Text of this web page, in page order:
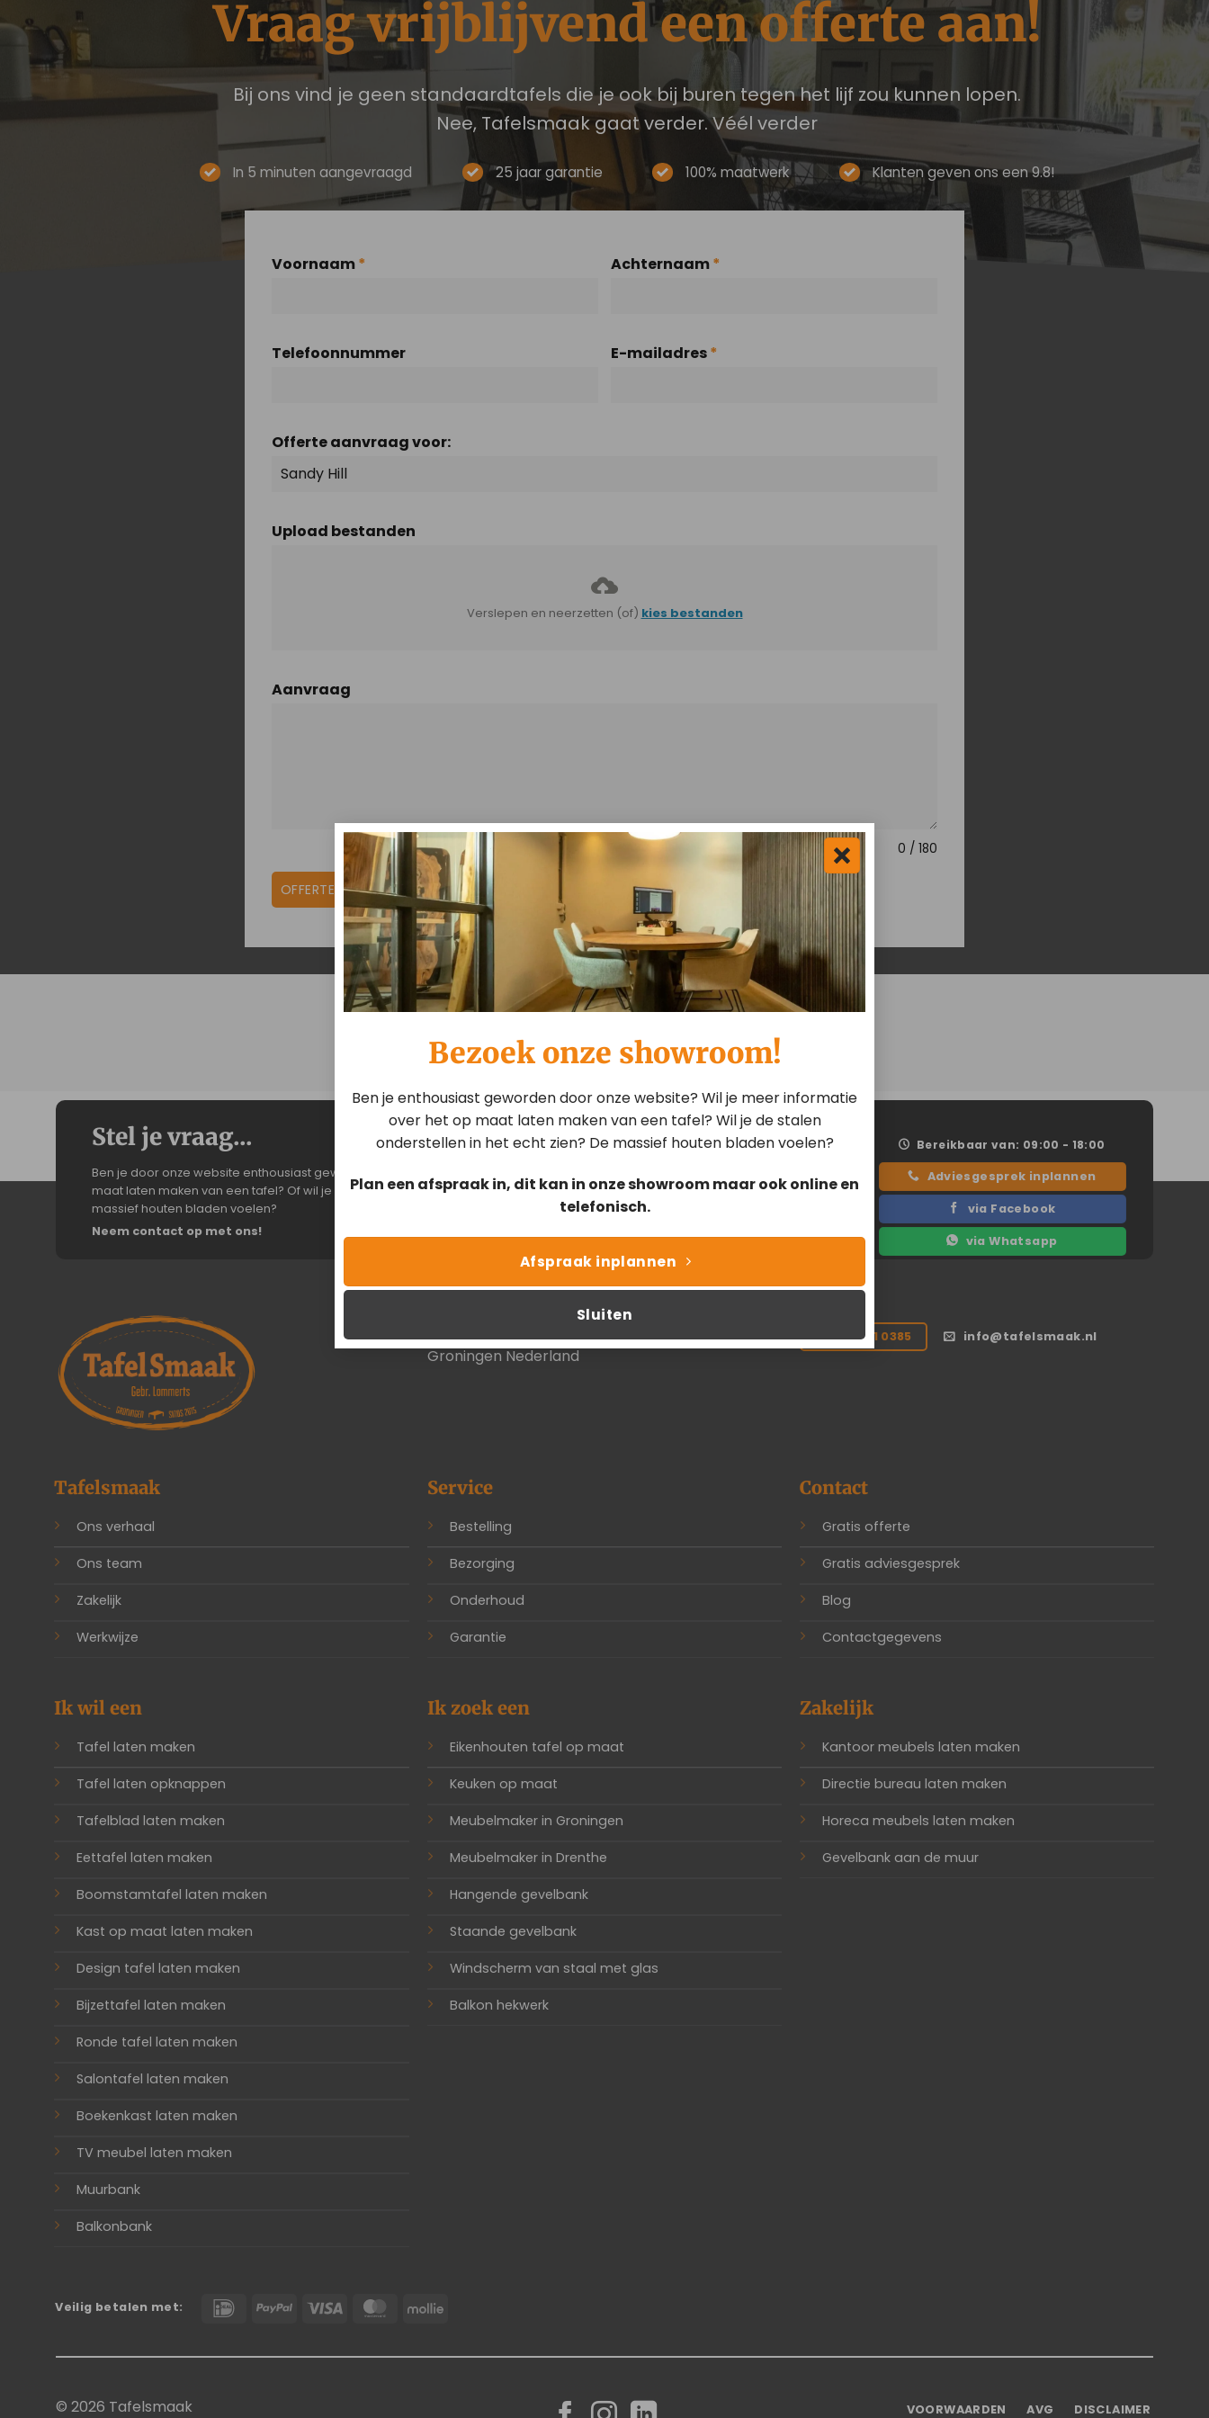
Bezoek onze showroom!
Ben je enthousiast geworden door onze website? Wil je meer informatie
over het op maat laten maken van een tafel? Wil je de stalen
onderstellen in het echt zien? De massief houten bladen voelen?
Plan een afspraak in, dit kan in onze showroom maar ook online en
telefonisch.
Afspraak inplannen
Sluiten
Vraag vrijblijvend een offerte aan!
Bij ons vind je geen standaardtafels die je ook bij buren tegen het lijf zou kunnen lopen.
Nee, Tafelsmaak gaat verder. Véél verder
In 5 minuten aangevraagd 25 jaar garantie 100% maatwerk Klanten geven ons een 9.8!
Voornaam* Achternaam*
Telefoonnummer E-mailadres*
Offerte aanvraag voor:
Upload bestanden
Verslepen en neerzetten (of) kies bestanden
Aanvraag
0 / 180
OFFERTE AANVRAGEN
Stel je vraag...
Ben je door onze website enthousiast geworden? Wil je meer informatie over het op
maat laten maken van een tafel? Of wil je de stalen onderstellen in het echt zien? De
massief houten bladen voelen?
Neem contact op met ons!
Bereikbaar van: 09:00 - 18:00
Adviesgesprek inplannen
via Facebook
via Whatsapp
Groningen Nederland
050 211 0385 info@tafelsmaak.nl
Tafelsmaak
Ons verhaal
Ons team
Zakelijk
Werkwijze
Service
Bestelling
Bezorging
Onderhoud
Garantie
Contact
Gratis offerte
Gratis adviesgesprek
Blog
Contactgegevens
Ik wil een
Tafel laten maken
Tafel laten opknappen
Tafelblad laten maken
Eettafel laten maken
Boomstamtafel laten maken
Kast op maat laten maken
Design tafel laten maken
Bijzettafel laten maken
Ronde tafel laten maken
Salontafel laten maken
Boekenkast laten maken
TV meubel laten maken
Muurbank
Balkonbank
Ik zoek een
Eikenhouten tafel op maat
Keuken op maat
Meubelmaker in Groningen
Meubelmaker in Drenthe
Hangende gevelbank
Staande gevelbank
Windscherm van staal met glas
Balkon hekwerk
Zakelijk
Kantoor meubels laten maken
Directie bureau laten maken
Horeca meubels laten maken
Gevelbank aan de muur
Veilig betalen met: IDeal PayPalVisa MasterCard
Mollie
© 2026 Tafelsmaak VOORWAARDEN AVG DISCLAIMER